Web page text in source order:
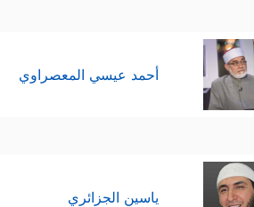
أحمد عيسي المعصراوي
ياسين الجزائري